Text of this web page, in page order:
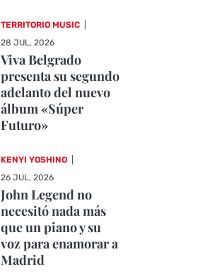
TERRITORIO MUSIC
28 JUL, 2026
Viva Belgrado
presenta su segundo
adelanto del nuevo
álbum «Súper
Futuro»
KENYI YOSHINO
26 JUL, 2026
John Legend no
necesitó nada más
que un piano y su
voz para enamorar a
Madrid